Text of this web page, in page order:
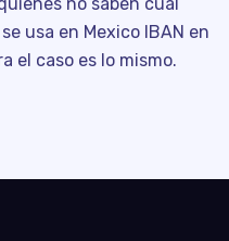
usa en Mexico IBAN en
el caso es lo mismo.